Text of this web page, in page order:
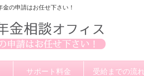
の申請はお任せ下さい！
サポート料金 受給までの流れ